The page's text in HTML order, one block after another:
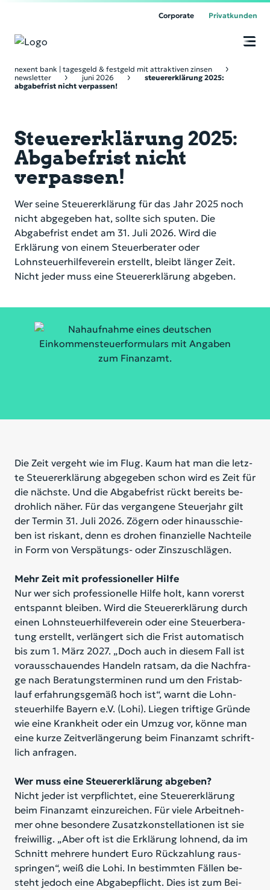
Corporate Privatkunden
n
li
n
k
i
n
g
Unsere Produkte
Service & Kontakt
Online Banking
nexent bank | tagesgeld & festgeld mit attraktiven zinsen
newsletter
juni 2026
steuererklärung 2025:
abgabefrist nicht verpassen!
Steuererklärung 2025:
Abgabefrist nicht
verpassen!
Wer seine Steuererklärung für das Jahr 2025 noch
nicht abgegeben hat, sollte sich sputen. Die
Abgabefrist endet am 31. Juli 2026. Wird die
Erklärung von einem Steuerberater oder
Lohnsteuerhilfeverein erstellt, bleibt länger Zeit.
Nicht jeder muss eine Steuererklärung abgeben.
Die Zeit ver­geht wie im Flug. Kaum hat man die letz­
te Steu­er­er­klä­rung ab­ge­ge­ben schon wird es Zeit für
die nächs­te. Und die Ab­ga­be­frist rückt be­reits be­
droh­lich nä­her. Für das ver­gan­ge­ne Steu­er­jahr gilt
der Ter­min 31. Juli 2026. Zö­gern oder hin­aus­schie­
ben ist ris­kant, denn es dro­hen fi­nan­zi­el­le Nach­tei­le
in Form von Ver­spä­tungs- oder Zins­zu­schlä­gen.
Mehr Zeit mit professioneller Hilfe
Nur wer sich pro­fes­sio­nel­le Hil­fe holt, kann vor­erst
ent­spannt blei­ben. Wird die Steu­er­er­klä­rung durch
ei­nen Lohn­steu­er­hil­fe­ver­ein oder eine Steu­er­be­ra­
tung er­stellt, ver­län­gert sich die Frist au­to­ma­tisch
bis zum 1. März 2027. „Doch auch in die­sem Fall ist
vor­aus­schau­en­des Han­deln rat­sam, da die Nach­fra­
ge nach Be­ra­tungs­ter­mi­nen rund um den Frist­ab­
lauf er­fah­rungs­ge­mäß hoch ist“, warnt die Lohn­
steu­er­hil­fe Bay­ern e.V. (Lohi). Lie­gen trif­ti­ge Grün­de
wie eine Krank­heit oder ein Um­zug vor, kön­ne man
eine kur­ze Zeit­ver­län­ge­rung beim Fi­nanz­amt schrift­
lich an­fra­gen.
Wer muss eine Steuererklärung abgeben?
Nicht je­der ist ver­pflich­tet, eine Steu­er­er­klä­rung
beim Fi­nanz­amt ein­zu­rei­chen. Für vie­le Ar­beit­neh­
mer ohne be­son­de­re Zu­satz­kon­stel­la­tio­nen ist sie
frei­wil­lig. „Aber oft ist die Er­klä­rung loh­nend, da im
Schnitt meh­re­re hun­dert Euro Rück­zah­lung raus­
sprin­gen“, weiß die Lohi. In be­stimm­ten Fäl­len be­
steht je­doch eine Ab­ga­be­pflicht. Dies ist zum Bei­